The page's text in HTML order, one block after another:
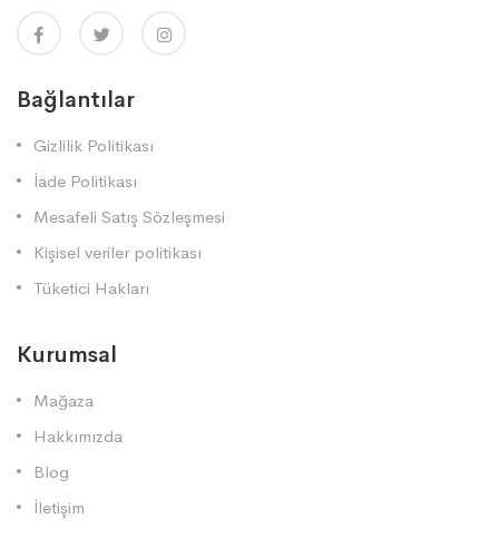
Bağlantılar
Gizlilik Politikası
İade Politikası
Mesafeli Satış Sözleşmesi
Kişisel veriler politikası
Tüketici Hakları
Kurumsal
Mağaza
Hakkımızda
Blog
İletişim